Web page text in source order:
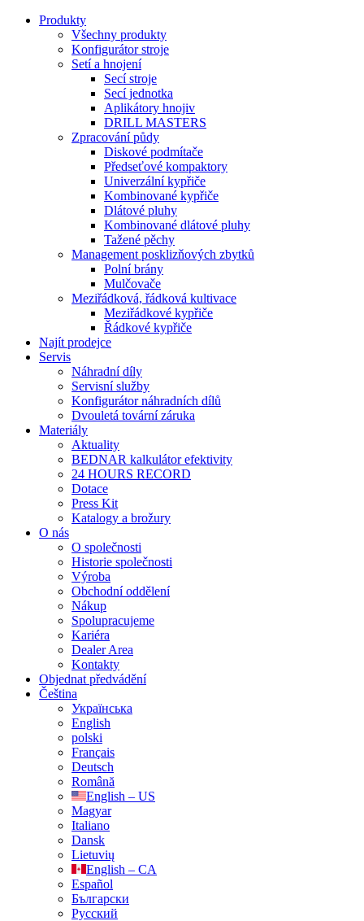
Produkty
Všechny produkty
Konfigurátor stroje
Setí a hnojení
Secí stroje
Secí jednotka
Aplikátory hnojiv
DRILL MASTERS
Zpracování půdy
Diskové podmítače
Předseťové kompaktory
Univerzální kypřiče
Kombinované kypřiče
Dlátové pluhy
Kombinované dlátové pluhy
Tažené pěchy
Management posklizňových zbytků
Polní brány
Mulčovače
Meziřádková, řádková kultivace
Meziřádkové kypřiče
Řádkové kypřiče
Najít prodejce
Servis
Náhradní díly
Servisní služby
Konfigurátor náhradních dílů
Dvouletá tovární záruka
Materiály
Aktuality
BEDNAR kalkulátor efektivity
24 HOURS RECORD
Dotace
Press Kit
Katalogy a brožury
O nás
O společnosti
Historie společnosti
Výroba
Obchodní oddělení
Nákup
Spolupracujeme
Kariéra
Dealer Area
Kontakty
Objednat předvádění
Čeština
Українська
English
polski
Français
Deutsch
Română
English – US
Magyar
Italiano
Dansk
Lietuvių
English – CA
Español
Български
Русский